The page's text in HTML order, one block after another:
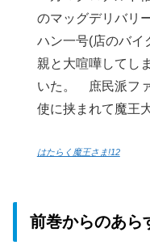
のマッグデリバリ
ハン一号(店のバイ
親と大喧嘩してし
いた。 庶民派フ
使に挟まれて魔王
はたらく魔王さま!12
前巻からのあら